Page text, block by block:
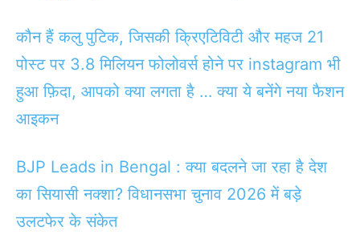
कौन हैं कलु पुटिक, जिसकी क्रिएटिविटी और महज 21
पोस्ट पर 3.8 मिलियन फोलोवर्स होने पर instagram भी
हुआ फ़िदा, आपको क्या लगता है … क्या ये बनेंगे नया फैशन
आइकन
BJP Leads in Bengal : क्या बदलने जा रहा है देश
का सियासी नक्शा? विधानसभा चुनाव 2026 में बड़े
उलटफेर के संकेत